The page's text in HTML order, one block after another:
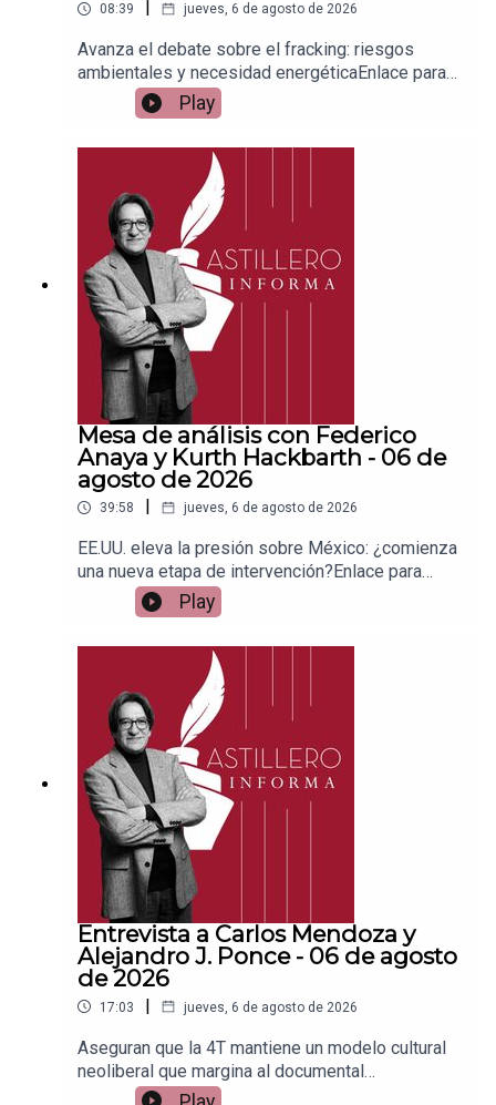
08:39 jueves, 6 de agosto de 2026
Avanza el debate sobre el fracking: riesgos
ambientales y necesidad energéticaEnlace para
apoyar vía
Patreon:https://www.patreon.com/julioastilleroEnl
ace para hacer donaciones vía
PayPal:https://www.paypal.me/julioastilleroCuent
a para hacer transferencias a cuenta BBVA a
nombre de Julio Hernández López:
1539408017CLABE: 012 320 01539408017
2Tienda:https://julioastillerotienda.com/
Play
Mesa de análisis con Federico
Anaya y Kurth Hackbarth - 06 de
agosto de 2026
39:58 jueves, 6 de agosto de 2026
EE.UU. eleva la presión sobre México: ¿comienza
una nueva etapa de intervención?Enlace para
apoyar vía
Patreon:https://www.patreon.com/julioastilleroEnl
ace para hacer donaciones vía
PayPal:https://www.paypal.me/julioastilleroCuent
a para hacer transferencias a cuenta BBVA a
nombre de Julio Hernández López:
1539408017CLABE: 012 320 01539408017
2Tienda:https://julioastillerotienda.com/
Play
Entrevista a Carlos Mendoza y
Alejandro J. Ponce - 06 de agosto
de 2026
17:03 | jueves, 6 de agosto de 2026
Aseguran que la 4T mantiene un modelo cultural
neoliberal que margina al documental
socialEnlace para apoyar vía